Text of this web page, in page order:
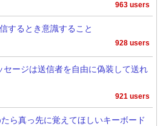
963 users
するとき意識すること
928 users
セージは送信者を自由に偽装して送れ
921 users
ら真っ先に覚えてほしいキーボード